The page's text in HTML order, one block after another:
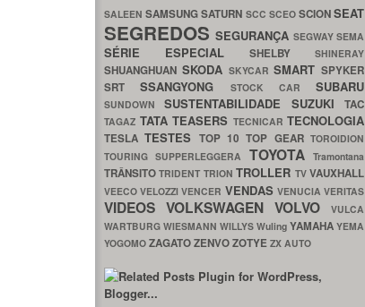
SALEENSAMSUNGSATURN SCC SCEO SCIONSEAT
SEGREDOSSEGURANÇA SEGWAYSEMA
SÉRIE ESPECIAL SHELBY SHINERAY
SHUANGHUAN SKODA SKYCARSMART SPYKER
SRTSSANGYONG STOCK CAR SUBARU
SUNDOWNSUSTENTABILIDADE SUZUKITAC
TAGAZ TATA TEASERS TECNICAR TECNOLOGIA
TESLATESTES TOP 10TOP GEARTOROIDION
TOURING SUPPERLEGGERA TOYOTATramontana
TRÂNSITOTRIDENT TRIONTROLLER TVVAUXHALL
VEECOVELOZZIVENCER VENDAS VENUCIAVERITAS
VIDEOS VOLKSWAGEN VOLVO
VULCA
WARTBURG WIESMANN WILLYS Wuling YAMAHA YEMA
YOGOMO ZAGATOZENVOZOTYE ZX AUTO